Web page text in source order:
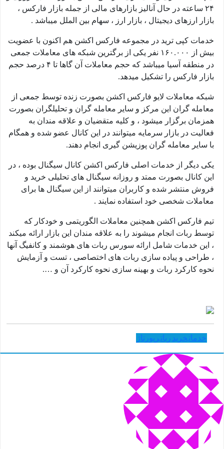
۲۴ ساعته در حال آنالیز بازارهای مالی از جمله بازار فارکس ،
بازار ارزهای دیجیتال ، بازار ارز ، سهام بین الملل میباشد .
خدمات کپی ترید در مجموعه فارکس اکشن هم اکنون با عضویت
بیش از ۱۶۰.۰۰۰ نفر یکی از برگترین شبکه های معاملات جمعی
در منطقه آسیا میباشد که حجم معاملات آن گاها تا ۴ درصد حجم
بازار فارکس را تشکیل میدهد.
شبکه معاملات لایو فارکس اکشن بصورت زنده توسط جمعی از
معامله گران این مرکز و سایر معامله گران و تحلیلگران بصورت
همزمان برگزار میشود ، و کلیه متقضیان و علاقه مندان به
فعالیت در بازار سرمایه میتوانند در این کانال عضو شده و همگام
با سایر معامله گران پوزیشن گیری انجام دهند.
یکی دیگر از خدمات اصلی فارکس اکشن کانال سیگنال بوده ، در
این کانال بصورت ممتد و روزانه سیگنال های تحلیلی خرید و
فروش منتشر شده و کاربران میتوانند از این سیگنال ها برای
معاملات شخصی خود استفاده نمایند .
تیم فارکس اکشن همچنین معاملات الگوریتمی و خودکار که
توسط ربات انجام میشوند را به علاقه مندان این بازار ارائه میکند
، این خدمات شامل ارائه سورس ربات های هوشمند و کانفیگ آنها
، طراحی و پیاده سازی ربات های اختصاصی ، تست و آزمایش
نحوه کارکرد ربات و بهینه سازی نحوه کارکرد آن و ….
خدمات خرید ربات رپورتاژ